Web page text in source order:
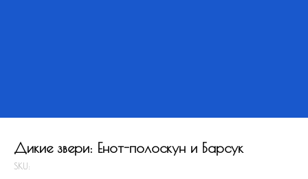
Дикие звери: Енот-полоскун и Барсук
SKU: